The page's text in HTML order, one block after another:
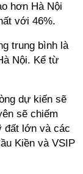
hơn Hà Nội
với 46%.
trung bình là
Nội. Kể từ
dự kiến sẽ
sẽ chiếm
đất lớn và các
Kiền và VSIP